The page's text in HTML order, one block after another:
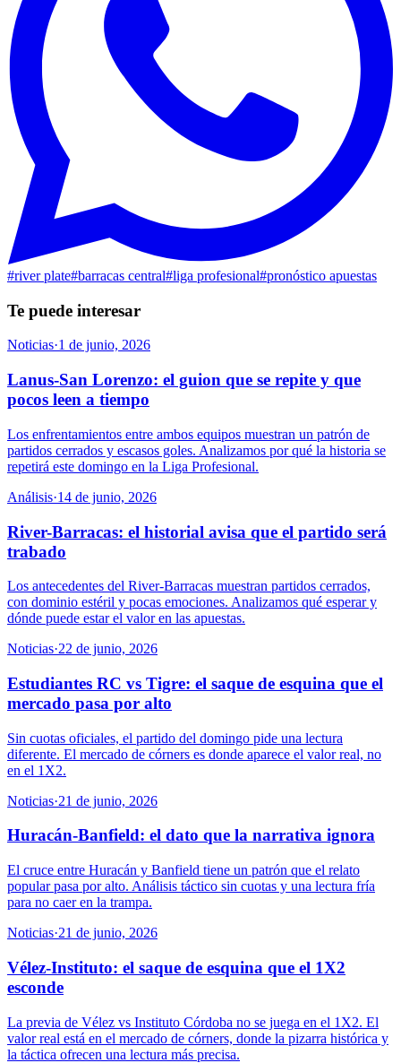
#river plate#barracas central#liga profesional#pronóstico apuestas
Te puede interesar
Noticias·1 de junio, 2026
Lanus-San Lorenzo: el guion que se repite y que
pocos leen a tiempo
Los enfrentamientos entre ambos equipos muestran un patrón de
partidos cerrados y escasos goles. Analizamos por qué la historia se
repetirá este domingo en la Liga Profesional.
Análisis·14 de junio, 2026
River-Barracas: el historial avisa que el partido será
trabado
Los antecedentes del River-Barracas muestran partidos cerrados,
con dominio estéril y pocas emociones. Analizamos qué esperar y
dónde puede estar el valor en las apuestas.
Noticias·22 de junio, 2026
Estudiantes RC vs Tigre: el saque de esquina que el
mercado pasa por alto
Sin cuotas oficiales, el partido del domingo pide una lectura
diferente. El mercado de córners es donde aparece el valor real, no
en el 1X2.
Noticias·21 de junio, 2026
Huracán-Banfield: el dato que la narrativa ignora
El cruce entre Huracán y Banfield tiene un patrón que el relato
popular pasa por alto. Análisis táctico sin cuotas y una lectura fría
para no caer en la trampa.
Noticias·21 de junio, 2026
Vélez-Instituto: el saque de esquina que el 1X2
esconde
La previa de Vélez vs Instituto Córdoba no se juega en el 1X2. El
valor real está en el mercado de córners, donde la pizarra histórica y
la táctica ofrecen una lectura más precisa.